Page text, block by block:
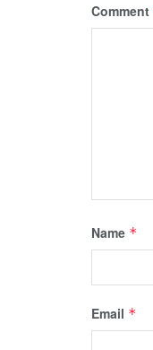
Comment
Name *
Email *